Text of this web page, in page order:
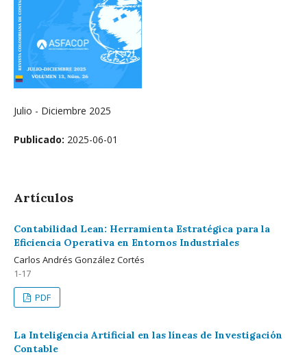
Julio - Diciembre 2025
Publicado: 2025-06-01
Artículos
Contabilidad Lean: Herramienta Estratégica para la
Eficiencia Operativa en Entornos Industriales
Carlos Andrés González Cortés
1-17
PDF
La Inteligencia Artificial en las líneas de Investigación
Contable